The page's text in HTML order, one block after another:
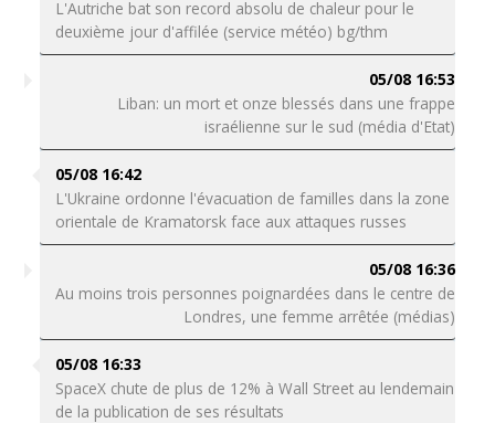
L'Autriche bat son record absolu de chaleur pour le
deuxième jour d'affilée (service météo) bg/thm
05/08 16:53
Liban: un mort et onze blessés dans une frappe
israélienne sur le sud (média d'Etat)
05/08 16:42
L'Ukraine ordonne l'évacuation de familles dans la zone
orientale de Kramatorsk face aux attaques russes
05/08 16:36
Au moins trois personnes poignardées dans le centre de
Londres, une femme arrêtée (médias)
05/08 16:33
SpaceX chute de plus de 12% à Wall Street au lendemain
de la publication de ses résultats